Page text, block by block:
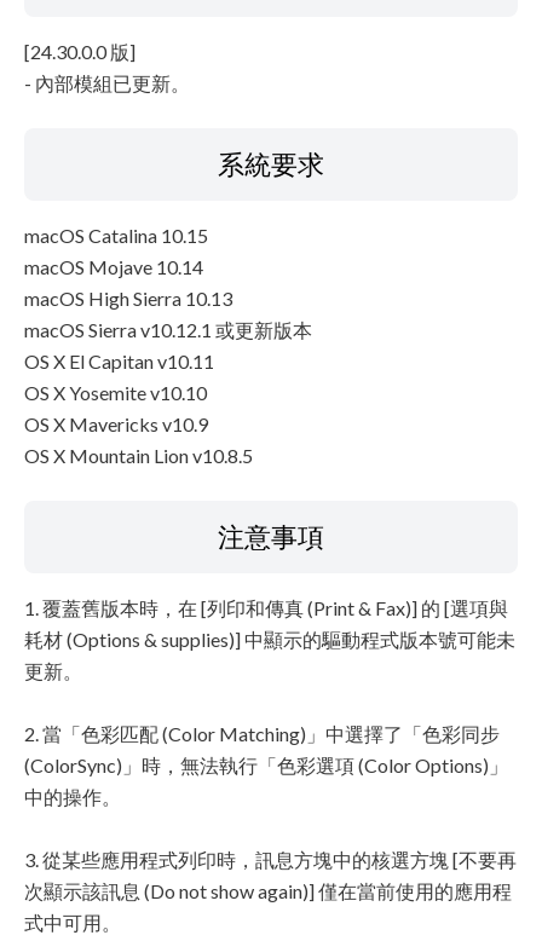
[24.30.0.0 版]
- 內部模組已更新。
系統要求
macOS Catalina 10.15
macOS Mojave 10.14
macOS High Sierra 10.13
macOS Sierra v10.12.1 或更新版本
OS X El Capitan v10.11
OS X Yosemite v10.10
OS X Mavericks v10.9
OS X Mountain Lion v10.8.5
注意事項
1. 覆蓋舊版本時，在 [列印和傳真 (Print & Fax)] 的 [選項與
耗材 (Options & supplies)] 中顯示的驅動程式版本號可能未
更新。
2. 當「色彩匹配 (Color Matching)」中選擇了「色彩同步
(ColorSync)」時，無法執行「色彩選項 (Color Options)」
中的操作。
3. 從某些應用程式列印時，訊息方塊中的核選方塊 [不要再
次顯示該訊息 (Do not show again)] 僅在當前使用的應用程
式中可用。